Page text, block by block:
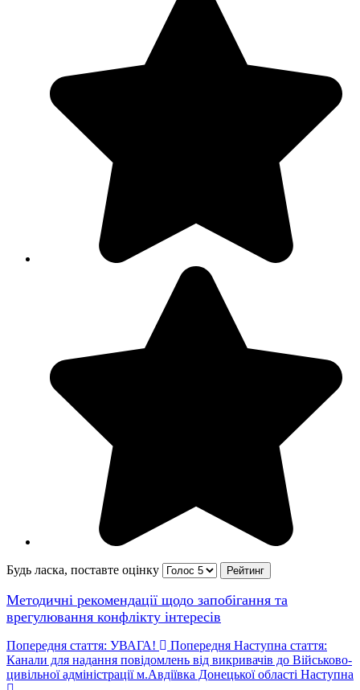
Будь ласка, поставте оцінку
Методичні рекомендації щодо запобігання та
врегулювання конфлікту інтересів
Попередня стаття: УВАГА! Попередня Наступна стаття:
Канали для надання повідомлень від викривачів до Військово-
цивільної адміністрації м.Авдіївка Донецької області Наступна